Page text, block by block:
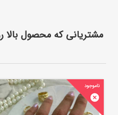
مشتریانی که محصول بالا